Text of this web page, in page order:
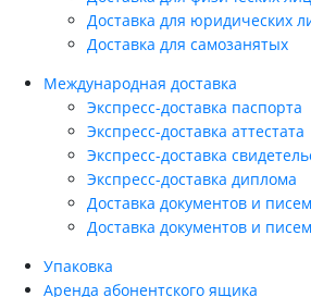
Доставка для юридических
Доставка для самозанятых
Международная доставка
Экспресс-доставка паспорта
Экспресс-доставка аттестата
Экспресс-доставка
Экспресс-доставка диплома
Доставка документов и
Доставка документов и
Упаковка
Аренда абонентского ящика